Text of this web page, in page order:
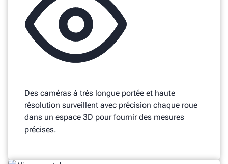
Des caméras à très longue portée et haute
résolution surveillent avec précision chaque roue
dans un espace 3D pour fournir des mesures
précises.